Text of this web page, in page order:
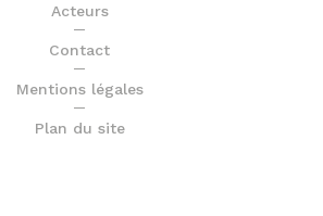
Acteurs
Contact
Mentions légales
Plan du site